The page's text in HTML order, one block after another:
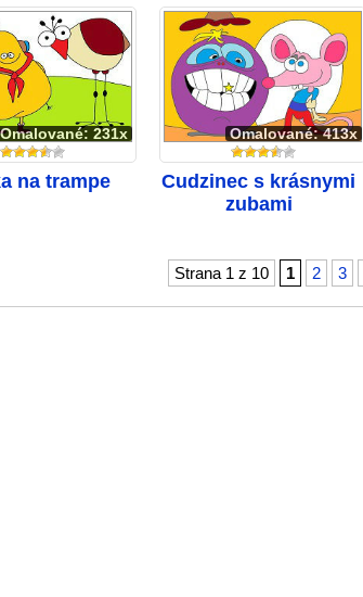
Omalované: 231x
na trampe
Omalované: 413x
Cudzinec s krásnymi
zubami
Strana 1 z 10 1 2 3